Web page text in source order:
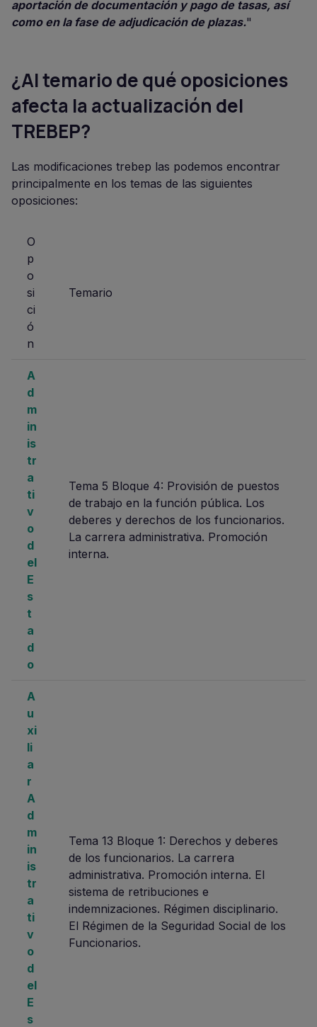
aportación de documentación y pago de tasas, así
como en la fase de adjudicación de plazas."
¿Al temario de qué oposiciones
afecta la actualización del
TREBEP?
Las modificaciones trebep las podemos encontrar
principalmente en los temas de las siguientes
oposiciones:
O
p
o
si
ci
ó
n
Temario
A
d
m
in
is
tr
a
ti
v
o
d
el
E
s
t
a
d
o
Tema 5 Bloque 4: Provisión de puestos
de trabajo en la función pública. Los
deberes y derechos de los funcionarios.
La carrera administrativa. Promoción
interna.
A
u
xi
li
a
r
A
d
m
in
is
tr
a
ti
v
o
d
el
E
s
Tema 13 Bloque 1: Derechos y deberes
de los funcionarios. La carrera
administrativa. Promoción interna. El
sistema de retribuciones e
indemnizaciones. Régimen disciplinario.
El Régimen de la Seguridad Social de los
Funcionarios.